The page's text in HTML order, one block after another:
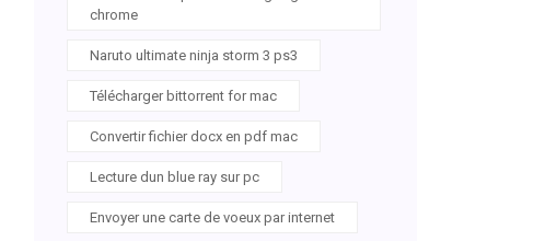
chrome
Naruto ultimate ninja storm 3 ps3
Télécharger bittorrent for mac
Convertir fichier docx en pdf mac
Lecture dun blue ray sur pc
Envoyer une carte de voeux par internet